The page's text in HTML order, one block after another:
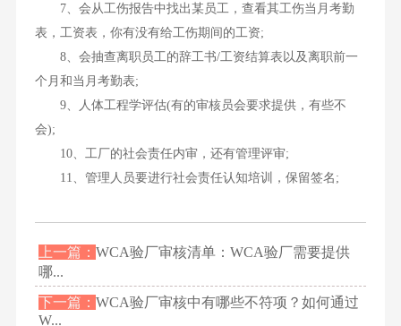
7、会从工伤报告中找出某员工，查看其工伤当月考勤
表，工资表，你有没有给工伤期间的工资;
8、会抽查离职员工的辞工书/工资结算表以及离职前一
个月和当月考勤表;
9、人体工程学评估(有的审核员会要求提供，有些不
会);
10、工厂的社会责任内审，还有管理评审;
11、管理人员要进行社会责任认知培训，保留签名;
上一篇：WCA验厂审核清单：WCA验厂需要提供
哪...
下一篇：WCA验厂审核中有哪些不符项？如何通过
W...